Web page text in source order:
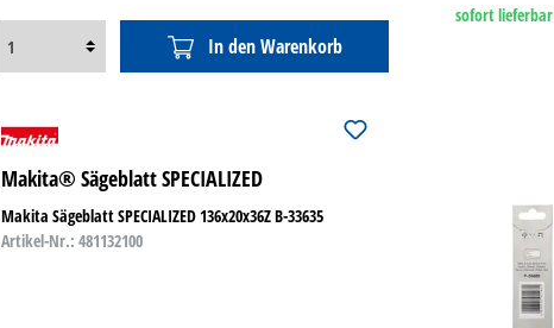
In den Warenkorb
sofort lieferbar
Makita® Sägeblatt SPECIALIZED
Makita Sägeblatt SPECIALIZED 136x20x36Z B-33635
Artikel-Nr.: 481132100